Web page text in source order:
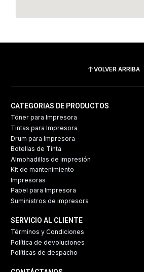
VOLVER ARRIBA
CATEGORIAS DE PRODUCTOS
Tóner para Impresora
Tintas para Impresora
Drum para Impresora
Botellas de Tinta
Almohadillas de impresión
Kit de mantenimiento
Impresoras
Papel para Impresora
Suministros de impresora
SERVICIO AL CLIENTE
Términos y Condiciones
Política de devoluciones
Políticas de despacho